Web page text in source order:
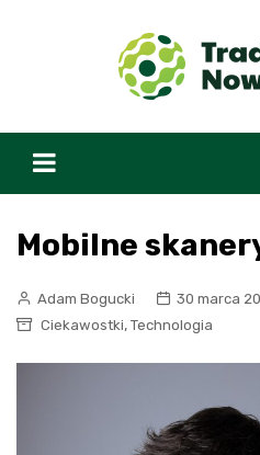
Mobilne
Adam Bogucki
30 marca
Ciekawostki, Technologia